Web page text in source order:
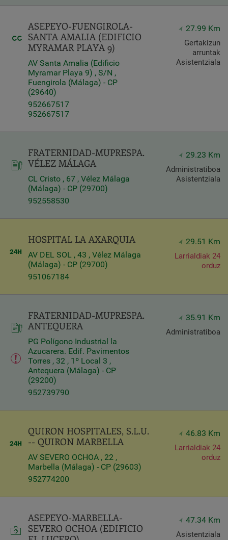
ASEPEYO-FUENGIROLA-
SANTA AMALIA (EDIFICIO
MYRAMAR PLAYA 9)
AV Santa Amalia (Edificio
Myramar Playa 9) , S/N ,
Fuengirola (Málaga) - CP
(29640)
952667517
952667517
27.99 Km
Gertakizun
arruntak
Asistentziala
FRATERNIDAD-MUPRESPA.
VÉLEZ MÁLAGA
CL Cristo , 67 , Vélez Málaga
(Málaga) - CP (29700)
952558530
29.23 Km
Administratiboa
Asistentziala
HOSPITAL LA AXARQUIA
AV DEL SOL , 43 , Vélez Málaga
(Málaga) - CP (29700)
951067184
29.51 Km
Larrialdiak 24
orduz
FRATERNIDAD-MUPRESPA.
ANTEQUERA
PG Polígono Industrial la
Azucarera. Edif. Pavimentos
Torres , 32 , 1º Local 3 ,
Antequera (Málaga) - CP
(29200)
952739790
35.91 Km
Administratiboa
QUIRON HOSPITALES, S.L.U.
-- QUIRON MARBELLA
AV SEVERO OCHOA , 22 ,
Marbella (Málaga) - CP (29603)
952774200
46.83 Km
Larrialdiak 24
orduz
ASEPEYO-MARBELLA-
SEVERO OCHOA (EDIFICIO
47.34 Km
Asistentziala